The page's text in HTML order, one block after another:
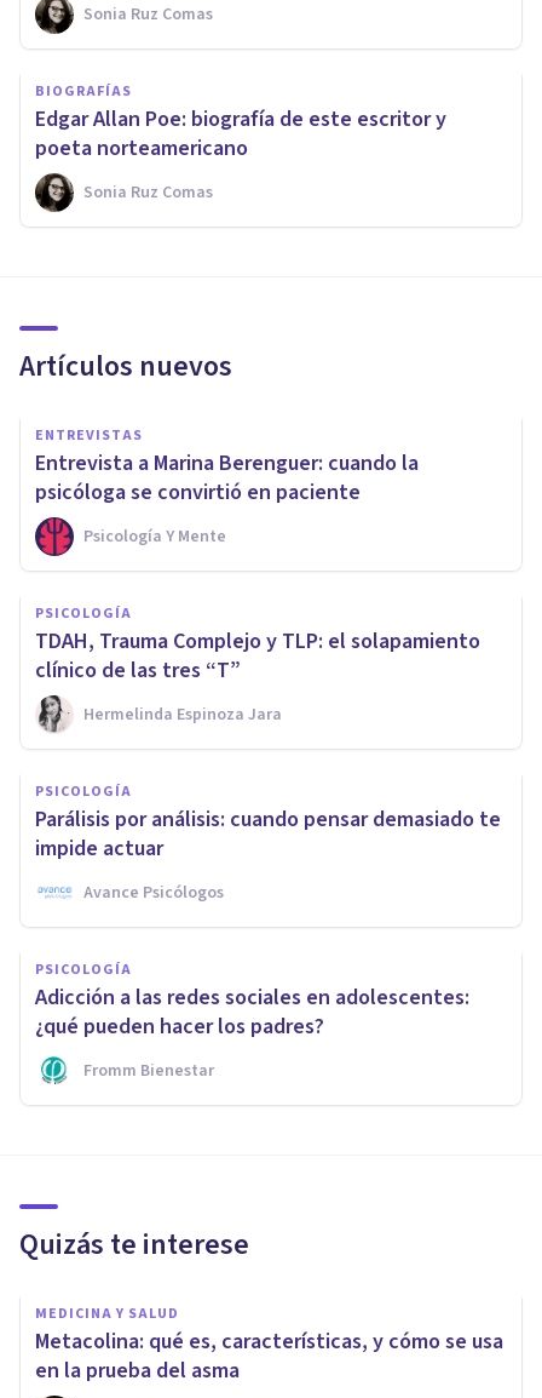
Sonia Ruz Comas
BIOGRAFÍAS
Edgar Allan Poe: biografía de este escritor y
poeta norteamericano
Sonia Ruz Comas
Artículos nuevos
ENTREVISTAS
Entrevista a Marina Berenguer: cuando la
psicóloga se convirtió en paciente
Psicología Y Mente
PSICOLOGÍA
TDAH, Trauma Complejo y TLP: el solapamiento
clínico de las tres “T”
Hermelinda Espinoza Jara
PSICOLOGÍA
Parálisis por análisis: cuando pensar demasiado te
impide actuar
Avance Psicólogos
PSICOLOGÍA
Adicción a las redes sociales en adolescentes:
¿qué pueden hacer los padres?
Fromm Bienestar
Quizás te interese
MEDICINA Y SALUD
Metacolina: qué es, características, y cómo se usa
en la prueba del asma